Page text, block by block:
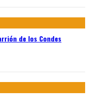
de los Condes